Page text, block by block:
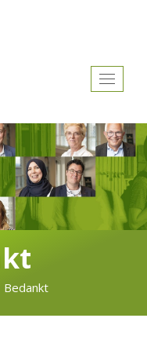
Toggle
Bedankt